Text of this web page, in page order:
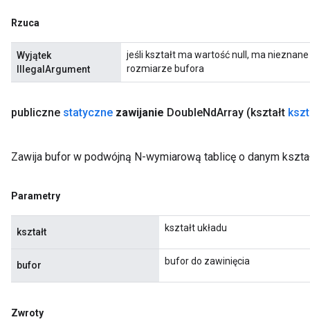
Rzuca
Wyjątek
IllegalArgument
jeśli kształt ma wartość null, ma
rozmiarze bufora
publiczne statyczne zawijanie DoubleNdArray (kształt
Zawija bufor w podwójną N-wymiarową tablicę o danym
Parametry
kształt kształt układu
bufor bufor do zawinięcia
Zwroty